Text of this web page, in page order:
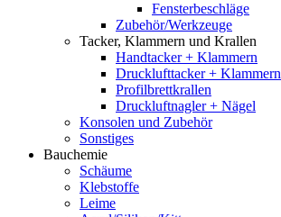
Fensterbeschläge
Zubehör/Werkzeuge
Tacker, Klammern und Krallen
Handtacker + Klammern
Drucklufttacker + Klammern
Profilbrettkrallen
Druckluftnagler + Nägel
Konsolen und Zubehör
Sonstiges
Bauchemie
Schäume
Klebstoffe
Leime